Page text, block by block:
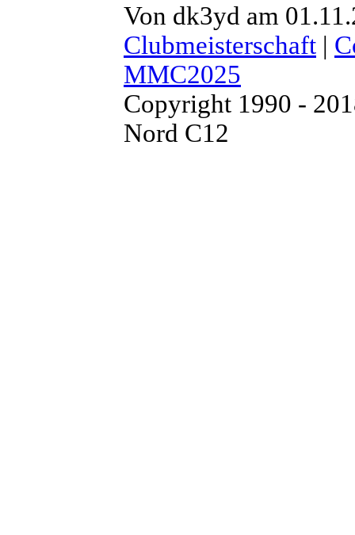
Von dk3yd am
Clubmeisterschaft |
MMC2025
Copyright 1990 -
Nord C12